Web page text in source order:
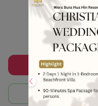
ลงทะเบีย
ฟรี! ปรึกษาแ